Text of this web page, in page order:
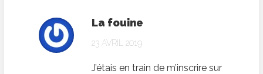
La fouine
23 AVRIL 2019
J’étais en train de m’inscrire sur